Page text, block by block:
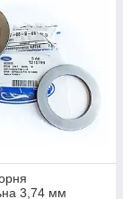
3,74 мм